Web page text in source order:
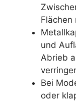
und
Abrieb
Bei
oder